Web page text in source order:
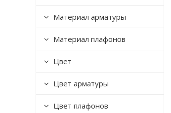
Материал арматуры
Материал плафонов
Цвет
Цвет арматуры
Цвет плафонов